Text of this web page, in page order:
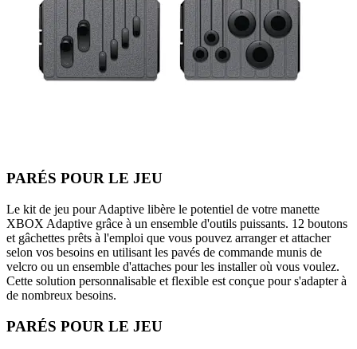
PARÉS POUR LE JEU
Le kit de jeu pour Adaptive libère le potentiel de votre manette
XBOX Adaptive grâce à un ensemble d'outils puissants. 12 boutons
et gâchettes prêts à l'emploi que vous pouvez arranger et attacher
selon vos besoins en utilisant les pavés de commande munis de
velcro ou un ensemble d'attaches pour les installer où vous voulez.
Cette solution personnalisable et flexible est conçue pour s'adapter à
de nombreux besoins.
PARÉS POUR LE JEU